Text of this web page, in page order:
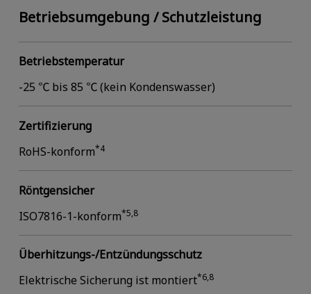
Betriebsumgebung / Schutzleistung
Betriebstemperatur
-25 ℃ bis 85 ℃ (kein Kondenswasser)
Zertifizierung
RoHS-konform*4
Röntgensicher
ISO7816-1-konform*5,8
Überhitzungs-/Entzündungsschutz
Elektrische Sicherung ist montiert*6,8